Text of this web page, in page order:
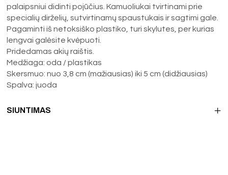
palaipsniui didinti pojūčius. Kamuoliukai tvirtinami prie
specialių dirželių, sutvirtinamų spaustukais ir sagtimi gale.
Pagaminti iš netoksiško plastiko, turi skylutes, per kurias
lengvai galėsite kvėpuoti.
Pridedamas akių raištis.
Medžiaga: oda / plastikas
Skersmuo: nuo 3,8 cm (mažiausias) iki 5 cm (didžiausias)
Spalva: juoda
SIUNTIMAS